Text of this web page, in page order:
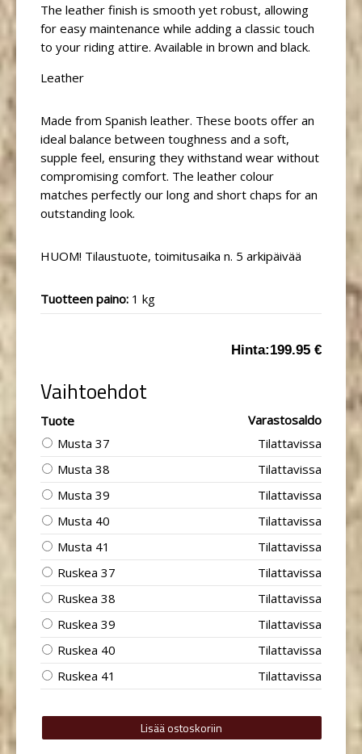
The leather finish is smooth yet robust, allowing
for easy maintenance while adding a classic touch
to your riding attire. Available in brown and black.
Leather
Made from Spanish leather. These boots offer an
ideal balance between toughness and a soft,
supple feel, ensuring they withstand wear without
compromising comfort. The leather colour
matches perfectly our long and short chaps for an
outstanding look.
HUOM! Tilaustuote, toimitusaika n. 5 arkipäivää
Tuotteen paino: 1 kg
Hinta:199.95 €
Vaihtoehdot
Tuote
Varastosaldo
Musta 37
Tilattavissa
Musta 38
Tilattavissa
Musta 39
Tilattavissa
Musta 40
Tilattavissa
Musta 41
Tilattavissa
Ruskea 37
Tilattavissa
Ruskea 38
Tilattavissa
Ruskea 39
Tilattavissa
Ruskea 40
Tilattavissa
Ruskea 41
Tilattavissa